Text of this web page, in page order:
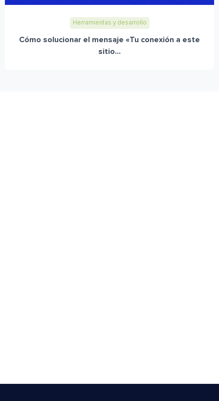
Herramientas y desarrollo
Cómo solucionar el mensaje «Tu conexión a este
sitio...